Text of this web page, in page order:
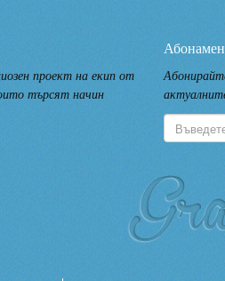
проект на екип от
търсят начин